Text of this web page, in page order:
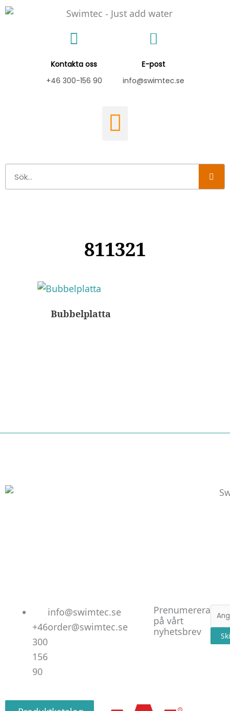
Hoppa
Kontakta oss
+46 300-156 90
E-post
info@swimtec.se
811321
Bubbelplatta
+46
300
156
90
info@swimtec.se
order@swimtec.se
Prenumerera
på vårt
nyhetsbrev
E-
post